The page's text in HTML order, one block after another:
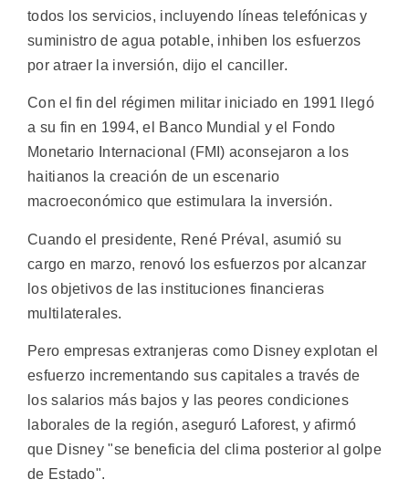
todos los servicios, incluyendo líneas telefónicas y
suministro de agua potable, inhiben los esfuerzos
por atraer la inversión, dijo el canciller.
Con el fin del régimen militar iniciado en 1991 llegó
a su fin en 1994, el Banco Mundial y el Fondo
Monetario Internacional (FMI) aconsejaron a los
haitianos la creación de un escenario
macroeconómico que estimulara la inversión.
Cuando el presidente, René Préval, asumió su
cargo en marzo, renovó los esfuerzos por alcanzar
los objetivos de las instituciones financieras
multilaterales.
Pero empresas extranjeras como Disney explotan el
esfuerzo incrementando sus capitales a través de
los salarios más bajos y las peores condiciones
laborales de la región, aseguró Laforest, y afirmó
que Disney "se beneficia del clima posterior al golpe
de Estado".